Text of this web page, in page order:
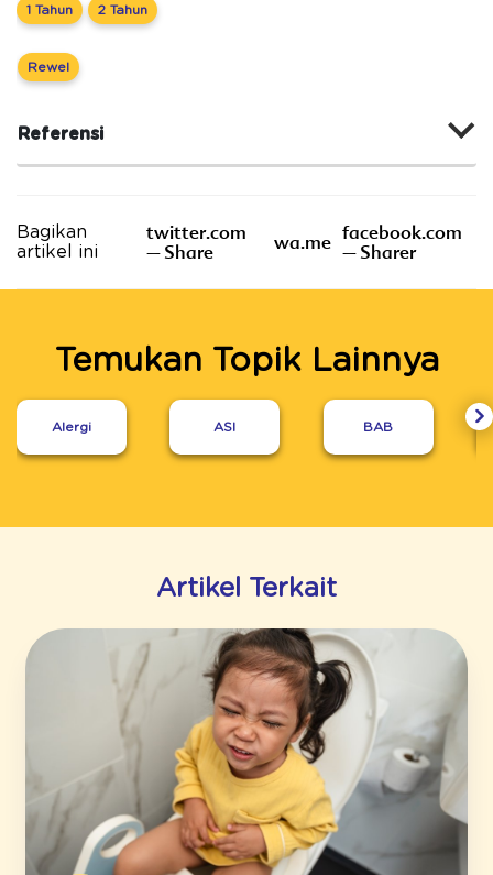
1 Tahun 2 Tahun
Rewel
Referensi
Bagikan
artikel ini
twitter.com
– Share
wa.me facebook.com
– Sharer
Temukan Topik Lainnya
Alergi ASI BAB
Artikel Terkait